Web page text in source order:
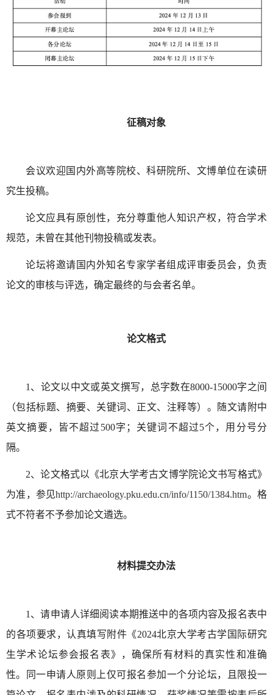
征稿对象
会议欢迎国内外高等院校、科研院所、文博单位在读研
究生投稿。
论文应具有原创性，充分尊重他人知识产权，符合学术
规范，未曾在其他刊物投稿或发表。
论坛将邀请国内外知名专家学者组成评审委员会，负责
论文的审核与评选，确定最终的与会者名单。
论文格式
1、论文以中文或英文撰写，总字数在8000-15000字之间
（包括标题、摘要、关键词、正文、注释等）。随文请附中
英文摘要，皆不超过500字；关键词不超过5个，用分号分
隔。
2、论文格式以《北京大学考古文博学院论文书写格式》
为准，参见http://archaeology.pku.edu.cn/info/1150/1384.htm。格
式不符者不予参加论文遴选。
材料提交办法
1、请申请人详细阅读本期推送中的各项内容及报名表中
的各项要求，认真填写附件《2024北京大学考古学国际研究
生学术论坛参会报名表》，确保所有材料的真实性和准确
性。同一申请人原则上仅可报名参加一个分论坛，且限投一